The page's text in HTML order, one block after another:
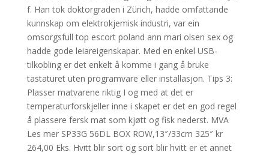
f. Han tok doktorgraden i Zürich, hadde omfattande
kunnskap om elektrokjemisk industri, var ein
omsorgsfull top escort poland ann mari olsen sex og
hadde gode leiareigenskapar. Med en enkel USB-
tilkobling er det enkelt å komme i gang å bruke
tastaturet uten programvare eller installasjon. Tips 3:
Plasser matvarene riktig I og med at det er
temperaturforskjeller inne i skapet er det en god regel
å plassere fersk mat som kjøtt og fisk nederst. MVA
Les mer SP33G 56DL BOX ROW,13″/33cm 325″ kr
264,00 Eks. Hvitt blir sort og sort blir hvitt er et annet